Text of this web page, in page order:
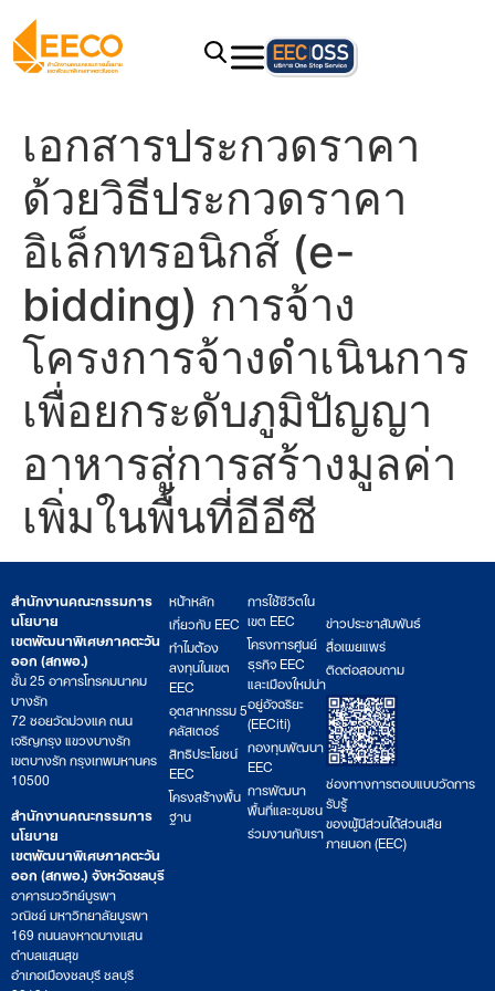
เอกสารประกวดราคา
ด้วยวิธีประกวดราคา
อิเล็กทรอนิกส์ (e-
bidding) การจ้าง
โครงการจ้างดำเนินการ
เพื่อยกระดับภูมิปัญญา
อาหารสู่การสร้างมูลค่า
เพิ่มในพื้นที่อีอีซี
สำนักงานคณะกรรมการ
นโยบาย
เขตพัฒนาพิเศษภาคตะวัน
ออก (สกพอ.)
ชั้น 25 อาคารโทรคมนาคม
บางรัก
72 ซอยวัดม่วงแค ถนน
เจริญกรุง แขวงบางรัก
เขตบางรัก กรุงเทพมหานคร
10500
สำนักงานคณะกรรมการ
นโยบาย
เขตพัฒนาพิเศษภาคตะวัน
ออก (สกพอ.) จังหวัดชลบุรี
อาคารนววิทย์บูรพา
วณิชย์ มหาวิทยาลัยบูรพา
169 ถนนลงหาดบางแสน
ตำบลแสนสุข
อำเภอเมืองชลบุรี ชลบุรี
หน้าหลัก
เกี่ยวกับ EEC
ทำไมต้อง
ลงทุนในเขต
EEC
อุตสาหกรรม 5
คลัสเตอร์
สิทธิประโยชน์
EEC
โครงสร้างพื้น
ฐาน
การใช้ชีวิตใน
เขต EEC
โครงการศูนย์
ธุรกิจ EEC
และเมืองใหม่น่า
อยู่อัจฉริยะ
(EECiti)
กองทุนพัฒนา
EEC
การพัฒนา
พื้นที่และชุมชน
ร่วมงานกับเรา
ข่าวประชาสัมพันธ์
สื่อเผยแพร่
ติดต่อสอบถาม
ช่องทางการตอบแบบวัดการ
รับรู้
ของผู้มีส่วนได้ส่วนเสีย
ภายนอก (EEC)